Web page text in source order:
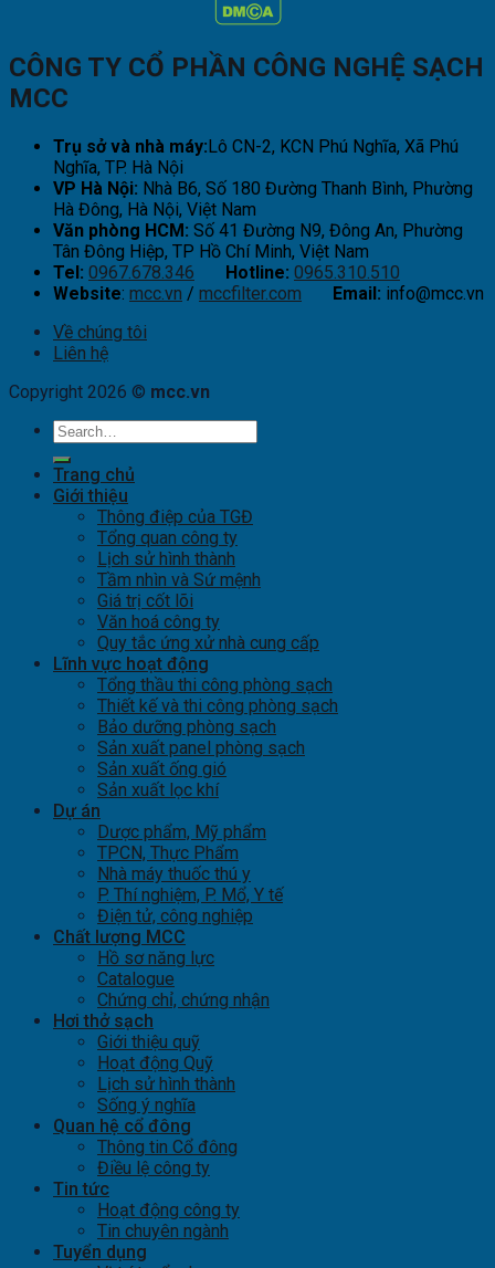
CÔNG TY CỔ PHẦN CÔNG NGHỆ SẠCH
MCC
Trụ sở và nhà máy:Lô CN-2, KCN Phú Nghĩa, Xã Phú
Nghĩa, TP. Hà Nội
VP Hà Nội: Nhà B6, Số 180 Đường Thanh Bình, Phường
Hà Đông, Hà Nội, Việt Nam
Văn phòng HCM: Số 41 Đường N9, Đông An, Phường
Tân Đông Hiệp, TP Hồ Chí Minh, Việt Nam
Tel: 0967.678.346 Hotline: 0965.310.510
Website: mcc.vn / mccfilter.com Email: info@mcc.vn
Về chúng tôi
Liên hệ
Copyright 2026 © mcc.vn
Trang chủ
Giới thiệu
Thông điệp của TGĐ
Tổng quan công ty
Lịch sử hình thành
Tầm nhìn và Sứ mệnh
Giá trị cốt lõi
Văn hoá công ty
Quy tắc ứng xử nhà cung cấp
Lĩnh vực hoạt động
Tổng thầu thi công phòng sạch
Thiết kế và thi công phòng sạch
Bảo dưỡng phòng sạch
Sản xuất panel phòng sạch
Sản xuất ống gió
Sản xuất lọc khí
Dự án
Dược phẩm, Mỹ phẩm
TPCN, Thực Phẩm
Nhà máy thuốc thú y
P. Thí nghiệm, P. Mổ, Y tế
Điện tử, công nghiệp
Chất lượng MCC
Hồ sơ năng lực
Catalogue
Chứng chỉ, chứng nhận
Hơi thở sạch
Giới thiệu quỹ
Hoạt động Quỹ
Lịch sử hình thành
Sống ý nghĩa
Quan hệ cổ đông
Thông tin Cổ đông
Điều lệ công ty
Tin tức
Hoạt động công ty
Tin chuyên ngành
Tuyển dụng